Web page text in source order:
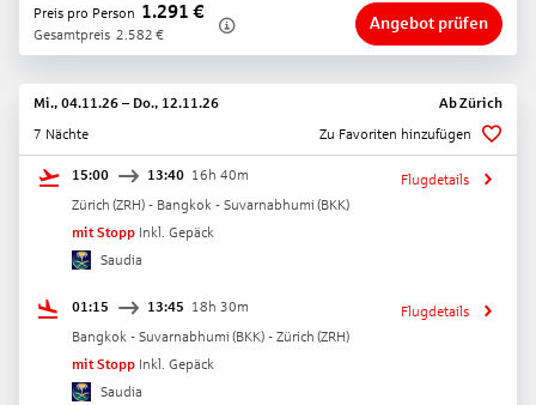
Preis pro Person 1.291 €
Gesamtpreis 2.582 €
Angebot prüfen
Mi., 04.11.26 – Do., 12.11.26 AbZürich
7 Nächte
Zu Favoriten hinzufügen
15:00 13:40 16h 40m
Zürich (ZRH) - Bangkok - Suvarnabhumi (BKK)
mit Stopp Inkl. Gepäck
Saudia
Flugdetails
01:15 13:45 18h 30m
Bangkok - Suvarnabhumi (BKK) - Zürich (ZRH)
mit Stopp Inkl. Gepäck
Saudia
Flugdetails